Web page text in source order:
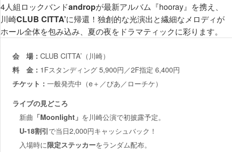
4人組ロックバンドandropが最新アルバム『hooray』を携え、
川崎CLUB CITTA’に帰還！独創的な光演出と繊細なメロディが
ホール全体を包み込み、夏の夜をドラマティックに彩ります。
会 場： CLUB CITTA’（川崎）
料 金： 1Fスタンディング 5,900円／2F指定 6,400円
チケット： 一般発売中（e＋／ぴあ／ローチケ）
ライブの見どころ
新曲 「Moonlight」 を川崎公演で初披露予定。
U-18割引で当日2,000円キャッシュバック！
入場時に限定ステッカーをランダム配布。